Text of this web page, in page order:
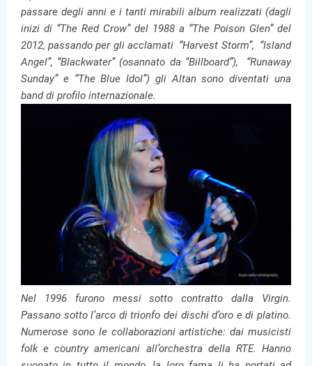
passare degli anni e i tanti mirabili album realizzati (dagli
inizi di “The Red Crow” del 1988 a “The Poison Glen” del
2012, passando per gli acclamati “Harvest Storm”, “Island
Angel”, “Blackwater” (osannato da “Billboard”), “Runaway
Sunday” e “The Blue Idol”) gli Altan sono diventati una
band di profilo internazionale.
Nel 1996 furono messi sotto contratto dalla Virgin.
Passano sotto l’arco di trionfo dei dischi d’oro e di platino.
Numerose sono le collaborazioni artistiche: dai musicisti
folk e country americani all’orchestra della RTE. Hanno